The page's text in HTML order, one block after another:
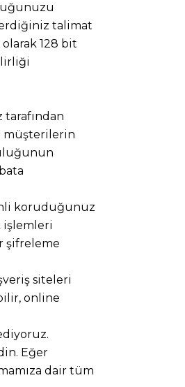
talimat
128 bit
müşterilerin
koruduğunuz
işlemleri
şifreleme
siteleri
online
Eğer
dair tüm